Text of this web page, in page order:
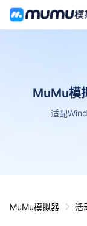
MuMu模
适配
MuMu模拟器 活